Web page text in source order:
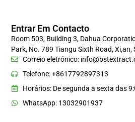
Entrar Em Contacto
Room 503, Building 3, Dahua
Park, No. 789 Tiangu Sixth Road, Xi,an,
Correio eletrónico:
Telefone: +8617792897313
Horários: De segunda a sexta das
WhatsApp: 13032901937